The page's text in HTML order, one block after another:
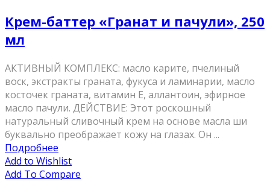
Крем-баттер «Гранат и пачули», 250
мл
АКТИВНЫЙ КОМПЛЕКС: масло карите, пчелиный
воск, экстракты граната, фукуса и ламинарии, масло
косточек граната, витамин Е, аллантоин, эфирное
масло пачули. ДЕЙСТВИЕ: Этот роскошный
натуральный сливочный крем на основе масла ши
буквально преображает кожу на глазах. Он ...
Подробнее
Add to Wishlist
Add To Compare